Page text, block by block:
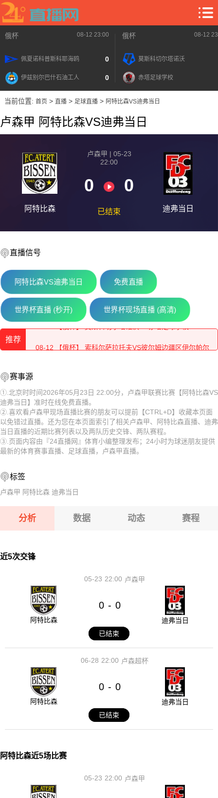
俄杯 08-12 23:00
佩夏诺科普斯科耶海鸥 0
伊兹别尔巴什石油工人 0
俄杯 08-12
莫斯科切尔塔诺沃
赤塔足球学校
当前位置: 首页> 直播> 足球直播> 阿特比森VS迪弗当日
卢森甲 阿特比森VS迪弗当日
阿特比森
卢森甲 | 05-23
22:00
0 0
已结束 迪弗当日
直播信号
阿特比森VS迪弗当日 免费直播
世界杯直播 (秒开) 世界杯现场直播 (高清)
推荐
08-12 【俄杯】 佩夏诺科普斯科耶海鸥VS伊兹别尔巴什石油
08-12 【俄杯】 莫斯科切尔塔诺沃VS赤塔足球学校
08-12 【俄杯】 伊热夫斯克VS米阿斯鱼雷
08-12 【俄杯】 FC阿斯特拉罕VS五山城马舒克KMV
08-12 【亚冠二级】 阿卡达格VSFC果阿
08-12 【俄杯】 索科尔萨拉托夫VS彼尔姆边疆区伊尔帕尔
08-12 【俄杯】 莫斯科斯特罗吉诺VS弗拉基米尔鱼雷
08-12 【俄杯】 FC穆罗姆VS利佩茨克冶金工人
08-12 【亚冠二级】 阿卡达格VSFC果阿
赛事源
①.北京时时间2026年05月23日 22:00分，卢森甲联赛比赛【阿特比森VS
迪弗当日】准时在线免费直播。
②.喜欢看卢森甲现场直播比赛的朋友可以提前【CTRL+D】收藏本页面
以免错过直播。还为您在本页面索引了相关卢森甲、阿特比森直播、迪弗
当日直播的近期比赛列表以及两队历史交锋、两队赛程。
③.页面内容由『24直播网』体育小编整理发布；24小时为球迷朋友提供
最新的体育赛事直播、足球直播，卢森甲直播。
标签
卢森甲 阿特比森 迪弗当日
分析 数据 动态 赛程
近5次交锋
22:00
05-23 卢森甲
阿特比森
0 - 0
迪弗当日
已结束
22:00
06-28 卢森超杯
阿特比森
0 - 0
迪弗当日
已结束
阿特比森近5场比赛
22:00
05-23 卢森甲